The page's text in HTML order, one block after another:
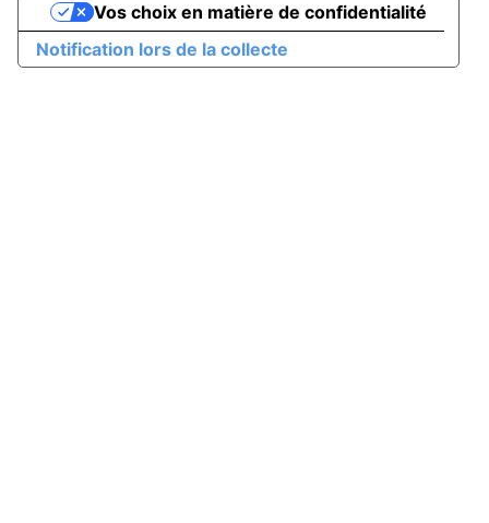
Notification lors de la collecte
Vos choix en matière de confidentialité